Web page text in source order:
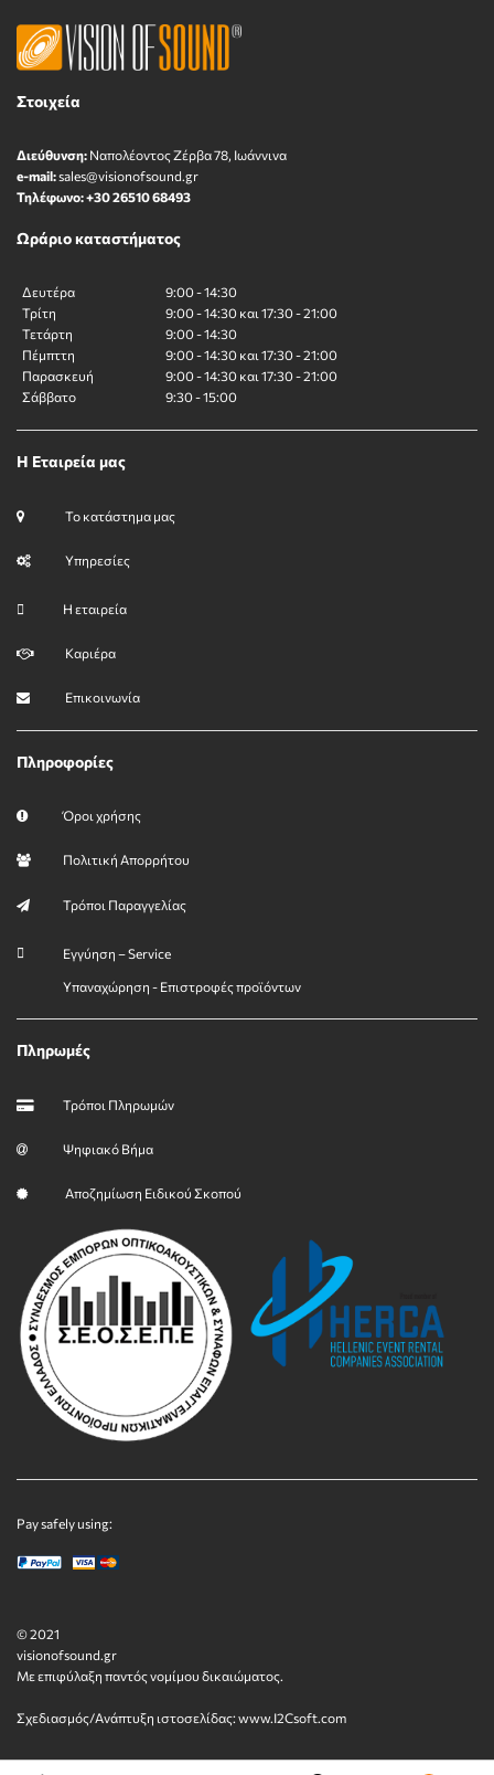
Στοιχεία
Διεύθυνση: Ναπολέοντος Zέρβα 78, Ιωάννινα
e-mail:sales@visionofsound.gr
Τηλέφωνο:+30 26510 68493
Ωράριο καταστήματος
Δευτέρα
9:00 - 14:30
Τρίτη
9:00 - 14:30 και 17:30 - 21:00
Τετάρτη
9:00 - 14:30
Πέμπττη
9:00 - 14:30 και 17:30 - 21:00
Παρασκευή
9:00 - 14:30 και 17:30 - 21:00
Σάββατο
9:30 - 15:00
Η Εταιρεία μας
Το κατάστημα μας
Υπηρεσίες
Η εταιρεία
Καριέρα
Επικοινωνία
Πληροφορίες
Όροι χρήσης
Πολιτική Απορρήτου
Τρόποι Παραγγελίας
Εγγύηση – Service
Υπαναχώρηση - Επιστροφές προϊόντων
Πληρωμές
Τρόποι Πληρωμών
Ψηφιακό Βήμα
Αποζημίωση Ειδικού Σκοπού
© 2021
visionofsound.gr
Με επιφύλαξη παντός νομίμου δικαιώματος.
Σχεδιασμός/Ανάπτυξη ιστοσελίδας:www.I2Csoft.com
Pay safely using: